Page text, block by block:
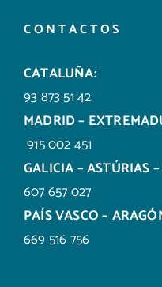
CONTACTOS
CATALUÑA:
93 873 51 42
MADRID –
915 002 451
GALICIA – ASTÚRIAS
607 657 027
PAÍS VASCO –
669 516 756